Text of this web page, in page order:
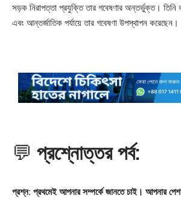
সড়ক নিরাপত্তা প্রযুক্তি তার গবেষণার অন্তর্ভুক্ত। তিনি
এবং আন্তর্জাতিক পর্যায়ে তার গবেষণা উপস্থাপন করেছেন।
💬 প্রশ্নোত্তর পর্ব:
প্রশ্ন: প্রথমেই আপনার সম্পর্কে জানতে চাই। আপনার